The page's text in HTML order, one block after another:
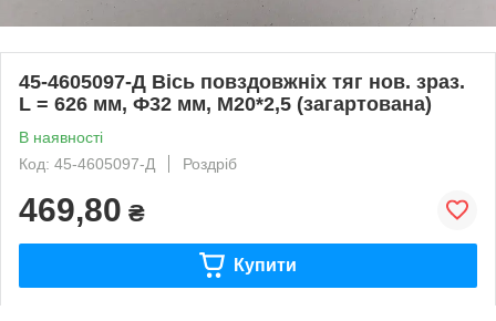
45-4605097-Д Вісь повздовжніх тяг нов. зраз.
L = 626 мм, Ф32 мм, М20*2,5 (загартована)
В наявності
Код: 45-4605097-Д
Роздріб
469,80 ₴
Купити